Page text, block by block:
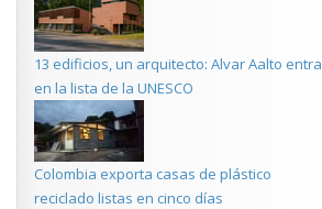
13 edificios, un arquitecto: Alvar Aalto entra
en la lista de la UNESCO
Colombia exporta casas de plástico
reciclado listas en cinco días